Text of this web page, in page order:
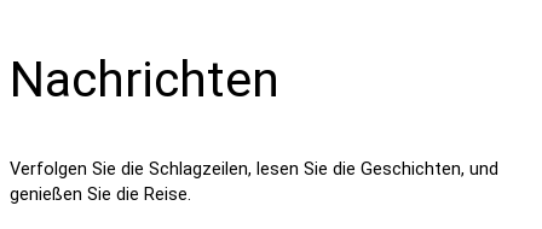
Nachrichten
Verfolgen Sie die Schlagzeilen, lesen Sie die Geschichten, und
genießen Sie die Reise.